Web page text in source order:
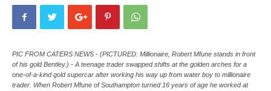
PIC FROM CATERS NEWS - (PICTURED: Millionaire, Robert Mfune stands in front
of his gold Bentley.) - A teenage trader swapped shifts at the golden arches for a
one-of-a-kind gold supercar after working his way up from water boy to millionaire
trader. When Robert Mfune of Southampton turned 16 years of age he worked at